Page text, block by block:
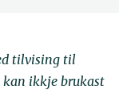
tilvising til
kan ikkje brukast